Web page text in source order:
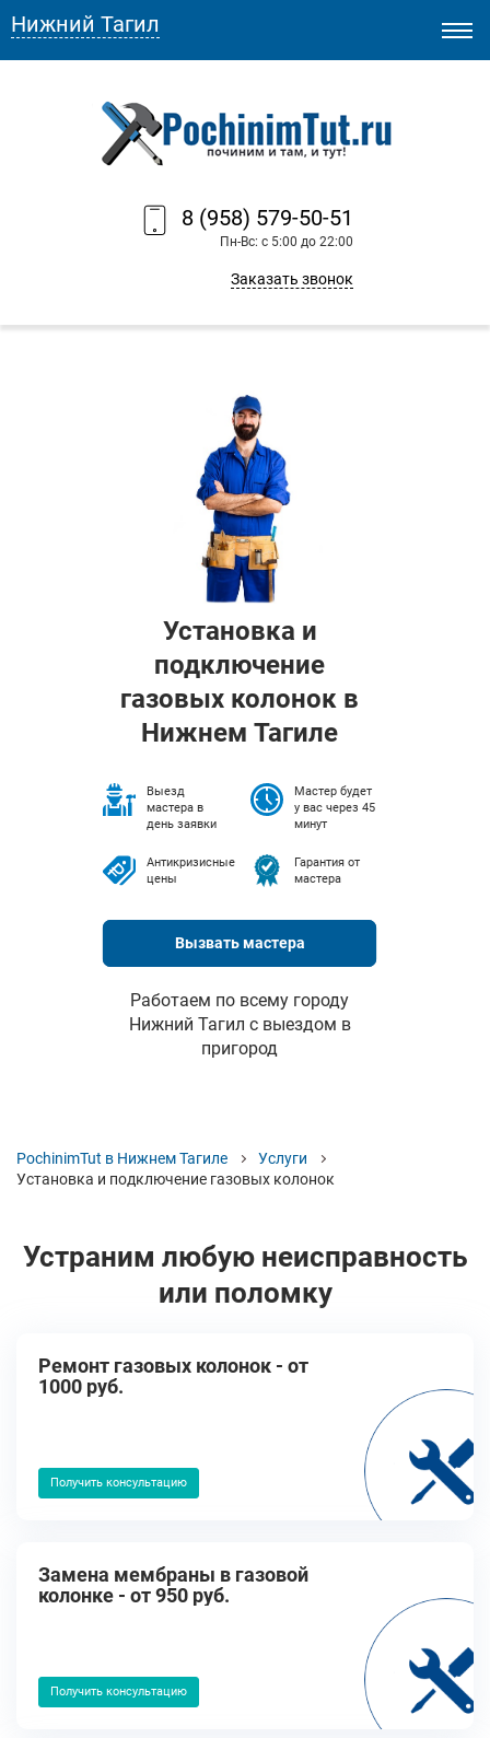
8 (958) 579-50-51
Пн-Вс: с 5:00 до 22:00
Заказать звонок
Нижний Тагил
Установка и
подключение
газовых колонок в
Нижнем Тагиле
Выезд
мастера в
день заявки
Мастер будет
у вас через 45
минут
Антикризисные
цены
Гарантия от
мастера
Вызвать мастера
Работаем по всему городу
Нижний Тагил с выездом в
пригород
PochinimTut в Нижнем Тагиле
Услуги
Установка и подключение газовых колонок
Устраним любую неисправность
или поломку
Ремонт газовых колонок - от
1000 руб.
Получить консультацию
Замена мембраны в газовой
колонке - от 950 руб.
Получить консультацию